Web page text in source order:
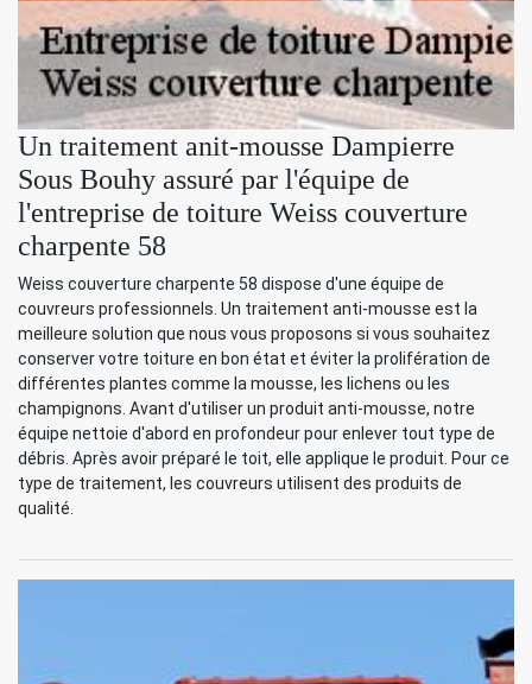
Un traitement anit-mousse Dampierre
Sous Bouhy assuré par l'équipe de
l'entreprise de toiture Weiss couverture
charpente 58
Weiss couverture charpente 58 dispose d'une équipe de
couvreurs professionnels. Un traitement anti-mousse est la
meilleure solution que nous vous proposons si vous souhaitez
conserver votre toiture en bon état et éviter la prolifération de
différentes plantes comme la mousse, les lichens ou les
champignons. Avant d'utiliser un produit anti-mousse, notre
équipe nettoie d'abord en profondeur pour enlever tout type de
débris. Après avoir préparé le toit, elle applique le produit. Pour ce
type de traitement, les couvreurs utilisent des produits de
qualité.